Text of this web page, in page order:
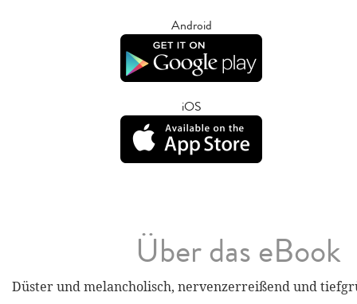
Android
iOS
Über das eBook
Düster und melancholisch, nervenzerreißend und